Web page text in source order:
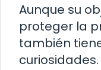
Aunque su
proteger la
también
curiosidades.